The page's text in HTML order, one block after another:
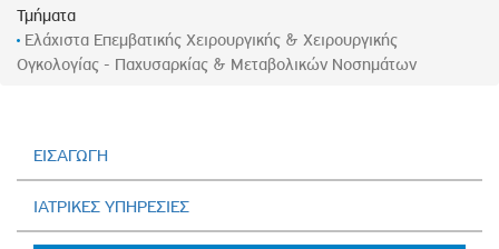
Τμήματα
Ελάχιστα Επεμβατικής Χειρουργικής & Χειρουργικής
Ογκολογίας - Παχυσαρκίας & Μεταβολικών Νοσημάτων
ΕΙΣΑΓΩΓΗ
ΙΑΤΡΙΚΕΣ ΥΠΗΡΕΣΙΕΣ